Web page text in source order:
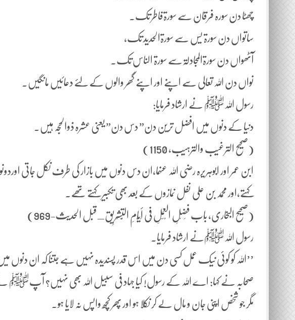
چھٹا دن سورہ فرقان سے سورۃفاطر تک۔
ساتواں دن سورۃ یس سے سورۃالحدید تک،
آٹھواں دن سورۃالمجادلۃسے سورۃ الناس تک۔
نواں دن اللہ تعالی سے اپنے اور اپنے گھر والوں کے لئے دعائیں مانگیں۔
رسول اللہﷺ نے ارشاد فرمایا:
دنیا کے دنوں میں افضل ترین دن” دس دن” یعنی عشرہ ذوالحجہ ہیں۔
(صحیح الترغیب والترہیب، 1150)
ابن عمر اور ابوہریرہ رضی اللہ عنہما،ان دس دنوں میں بازار کی طرف نکل جاتی
کہتے،اور محمد بن علی نفل نمازوں کے بعد بھی تکبیر کہتے تھے.
(صحیح البخاری, بَاب فَضْلِ الْعَمَلِ فِی أَیَّامِ التَّشْرِیقِ_قبل الحدیث-969)
رسول اللہﷺنے ارشاد فرمایا۔
’’اللہ کو کوئی نیک عمل کسی دن میں اس قدر پسندیدہ نہیں ہے جتنا کہ ان دنوں میں
صحابہ نے کہا: اے اللہ کے رسول! کیا جہاد فی سبیل اللہ بھی نہیں؟ آپﷺ نے
مگر جو شخص اپنی جان و مال لے کر نکلا ہو اور پھر کچھ واپس نہ لایا ہو۔